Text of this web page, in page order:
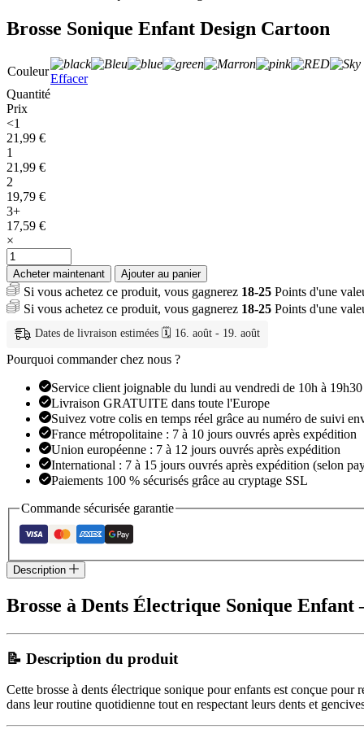
Brosse Sonique Enfant Design Cartoon
Couleur
Effacer
Quantité
Prix
<1
21,99 €
1
21,99 €
2
19,79 €
3+
17,59 €
×
quantité
de
Brosse
Sonique
Enfant
Design
Cartoon
Acheter maintenant Ajouter au panier
Si vous achetez ce produit, vous gagnerez 18-25 Points d'une
Si vous achetez ce produit, vous gagnerez 18-25 Points d'une
Dates de livraison estimées 🗓️ 16. août - 19. août
Pourquoi commander chez nous ?
Service client joignable du lundi au vendredi de 10h à 19h30
Livraison GRATUITE dans toute l'Europe
Suivez votre colis en temps réel grâce au numéro de suivi
France métropolitaine : 7 à 10 jours ouvrés après expédition
Union européenne : 7 à 12 jours ouvrés après expédition
International : 7 à 15 jours ouvrés après expédition (selon
Paiements 100 % sécurisés grâce au cryptage SSL
Commande sécurisée garantie
Description
Brosse à Dents Électrique Sonique Enfant
📝 Description du produit
Cette brosse à dents électrique sonique pour enfants est conçue
dans leur routine quotidienne tout en respectant leurs dents et